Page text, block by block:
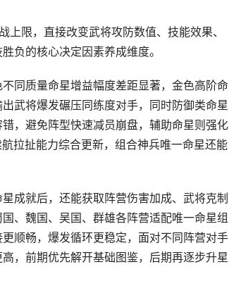
限，直接改变武将攻防数值、技能效果、
负的核心决定因素养成维度。
同质量命星增益幅度差距显著，金色高阶命
武将爆发碾压同练度对手，同时防御类命星
，避免阵型快速减员崩盘，辅助命星则强化
拉扯能力综合更新，组合神兵唯一命星还能
成就后，还能获取阵营伤害加成、武将克制
、魏国、吴国、群雄各阵营适配唯一命星组
顺畅，爆发循环更稳定，面对不同阵营对手
，前期优先解开基础图鉴，后期再逐步升星